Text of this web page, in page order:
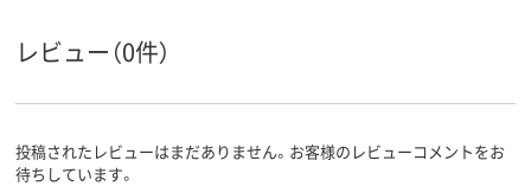
レビュー（0件）
投稿されたレビューはまだありません。お客様のレビューコメントをお
待ちしています。